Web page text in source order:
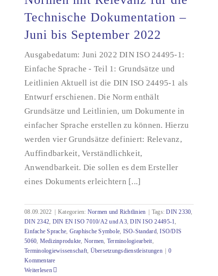
Normen mit Relevanz für die Technische
Technische Dokumentation –
Juni bis September 2022
Ausgabedatum: Juni 2022 DIN ISO 24495-1:
Einfache Sprache - Teil 1: Grundsätze und
Leitlinien Aktuell ist die DIN ISO 24495-1 als
Entwurf erschienen. Die Norm enthält
Grundsätze und Leitlinien, um Dokumente in
einfacher Sprache erstellen zu können. Hierzu
werden vier Grundsätze definiert: Relevanz,
Auffindbarkeit, Verständlichkeit,
Anwendbarkeit. Die sollen es dem Ersteller
eines Dokuments erleichtern [...]
08.09.2022 Kategorien: Normen und Richtlinien Tags:DIN 2330,
DIN 2342, DIN EN ISO 7010/A2 und A3,DIN ISO 24495-1,
Einfache Sprache, Graphische Symbole, ISO-Standard,ISO/DIS
5060, Medizinprodukte, Normen, Terminologiearbeit,
Terminologiewissenschaft, Übersetzungsdienstleistungen
0
Kommentare
Weiterlesen